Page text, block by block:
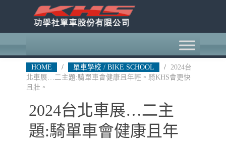
HOME / 單車學校 / BIKE SCHOOL /
2024台
北車展…二主題:騎單車會健康且年輕。騎KHS會更快
且壯。
2024台北車展…二主
題:騎單車會健康且年